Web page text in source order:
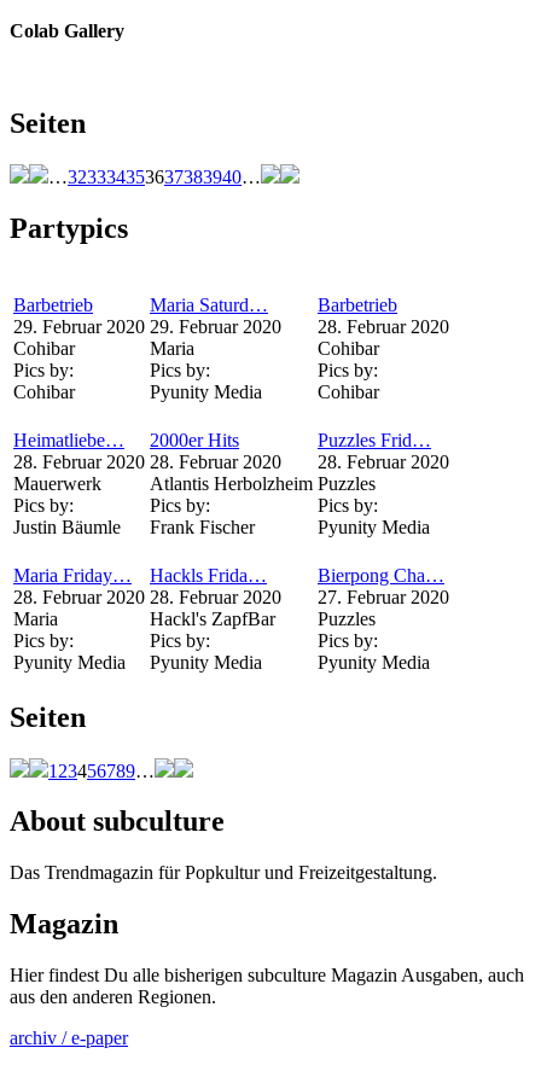
Colab Gallery
Seiten
…323334353637383940…
Partypics
Barbetrieb
29. Februar 2020
Cohibar
Pics by:
Cohibar
Maria Saturd…
29. Februar 2020
Maria
Pics by:
Pyunity Media
Barbetrieb
28. Februar 2020
Cohibar
Pics by:
Cohibar
Heimatliebe…
28. Februar 2020
Mauerwerk
Pics by:
Justin Bäumle
2000er Hits
28. Februar 2020
Atlantis Herbolzheim
Pics by:
Frank Fischer
Puzzles Frid…
28. Februar 2020
Puzzles
Pics by:
Pyunity Media
Maria Friday…
28. Februar 2020
Maria
Pics by:
Pyunity Media
Hackls Frida…
28. Februar 2020
Hackl's ZapfBar
Pics by:
Pyunity Media
Bierpong Cha…
27. Februar 2020
Puzzles
Pics by:
Pyunity Media
Seiten
1 23456789…
About subculture
Das Trendmagazin für Popkultur und Freizeitgestaltung.
Magazin
Hier findest Du alle bisherigen subculture Magazin Ausgaben, auch
aus den anderen Regionen.
archiv / e-paper